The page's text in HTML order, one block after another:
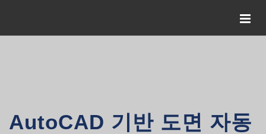
AutoCAD 기반 도면 자동